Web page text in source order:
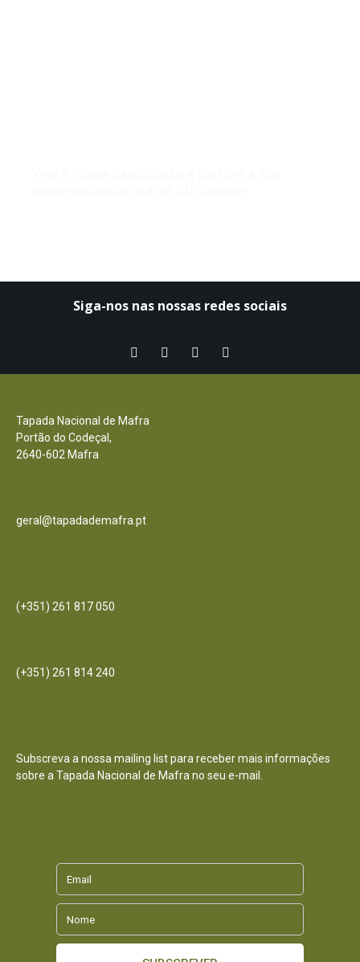
Siga-nos nas nossas redes sociais​
Tapada Nacional de Mafra
Portão do Codeçal,
2640-602 Mafra
geral@tapadademafra.pt
(+351) 261 817 050
(+351) 261 814 240
Subscreva a nossa mailing list para receber mais informações
sobre a Tapada Nacional de Mafra no seu e-mail.